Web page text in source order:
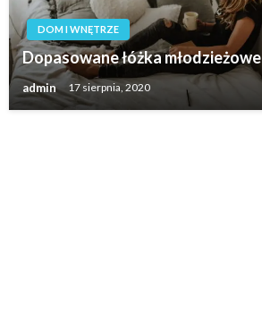
DOM I WNĘTRZE
Dopasowane łóżka młodzieżowe
admin 17 sierpnia, 2020